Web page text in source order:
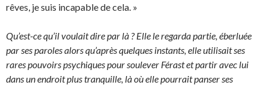
rêves, je suis incapable de cela. »
Qu’est-ce qu’il voulait dire par là ? Elle le regarda partie, éberluée
par ses paroles alors qu’après quelques instants, elle utilisait ses
rares pouvoirs psychiques pour soulever Férast et partir avec lui
dans un endroit plus tranquille, là où elle pourrait panser ses